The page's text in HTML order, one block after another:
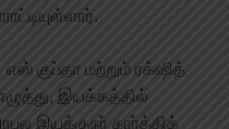
குப்தா மற்றும் ரக்‌ஷித்
இயக்கத்தில்
இயக்குநர் கார்த்திக்